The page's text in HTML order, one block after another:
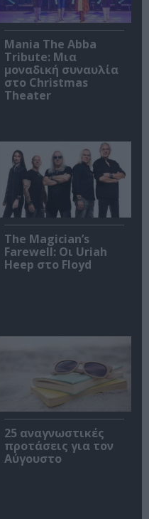
Mania The Abba
Tribute: Μια
μοναδική συναυλία
στο Christmas
Theater
The Magician’s
Farewell: Οι Uriah
Heep στο Floyd
25 αναγνωστικές
προτάσεις για τον
Αύγουστο